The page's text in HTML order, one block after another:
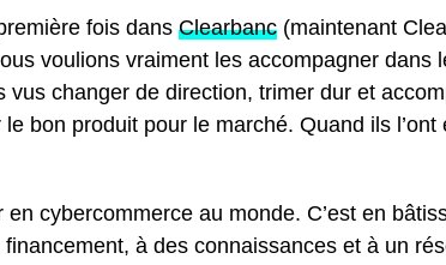
fois dans Clearbanc (maintenant
voulions vraiment les accompagner dans
changer de direction, trimer dur et
bon produit pour le marché. Quand ils
cybercommerce au monde. C’est en
à des connaissances et à un